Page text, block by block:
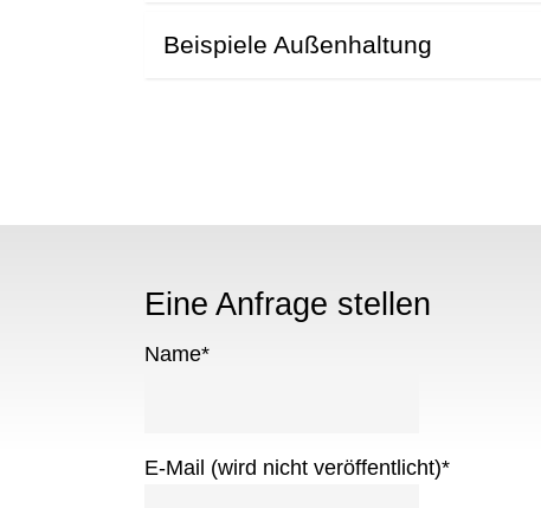
Beispiele Außenhaltung
Eine Anfrage stellen
Name*
E-Mail (wird nicht veröffentlicht)*